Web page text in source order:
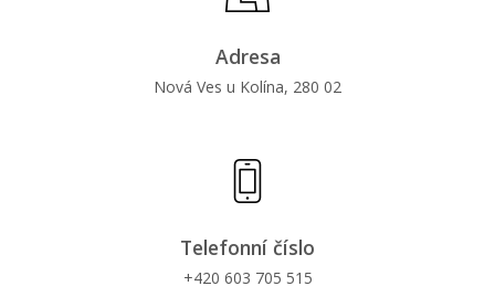
Adresa
Nová Ves u Kolína, 280 02
Telefonní číslo
+420 603 705 515